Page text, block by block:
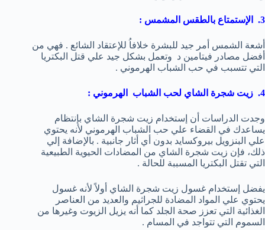
3. الإستمتاع بالطقس المشمس :
أشعة الشمس أمر جيد للبشرة خلافاُ للإعتقاد الشائع . فهي من
أفضل مصادر فيتامين د وتعمل بشكل جيد علي قتل البكتريا
التي تتسبب في حب الشباب الهرموني .
4. زيت شجرة الشاي لحب الشباب الهرموني :
وجدت الدراسات أن إستخدام زيت شجرة الشاي بإنتظام
يساعدك في القضاء علي حب الشباب الهرموني لأنه يحتوي
علي البنزويل بيروكسايد بدون أي أثار جانبية . بالإضافة إلي
ذلك، فإن زيت شجرة الشاي من المضادات الحيوية الطبيعية
التي تقتل البكتريا المسببة للحالة .
يفضل إستخدام غسول زيت شجرة الشاي أولاً لأنه غسول
يحتوي علي المواد المضادة للجراثيم والعديد من العناصر
الغذائية التي تعزز صحة الجلد كما أنه يزيل الزيوت وغيرها من
السموم التي تتواجد في المسام .